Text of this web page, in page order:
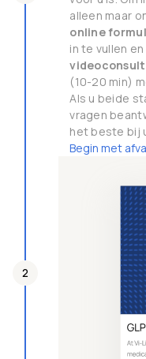
alleen maar
online
in te vullen
videoconsult
(10-20 min)
Als u beide
vragen
het beste bij
Begin met
2